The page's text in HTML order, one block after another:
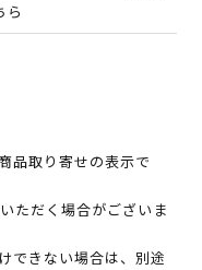
ら
品取り寄せの表示で
ただく場合がございま
できない場合は、別途